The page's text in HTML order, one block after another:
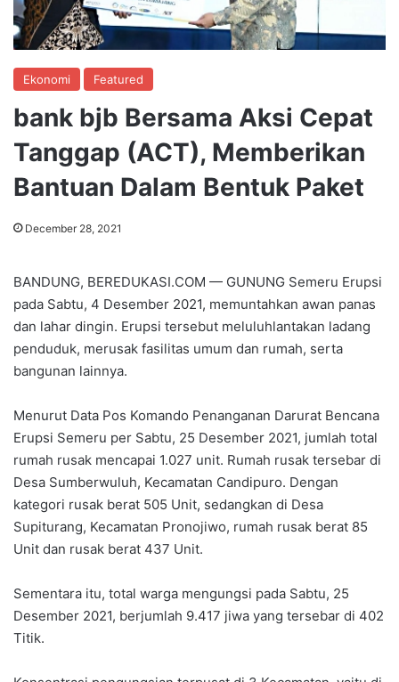
Ekonomi Featured
bank bjb Bersama Aksi Cepat
Tanggap (ACT), Memberikan
Bantuan Dalam Bentuk Paket
December 28, 2021
BANDUNG, BEREDUKASI.COM — GUNUNG Semeru Erupsi
pada Sabtu, 4 Desember 2021, memuntahkan awan panas
dan lahar dingin. Erupsi tersebut meluluhlantakan ladang
penduduk, merusak fasilitas umum dan rumah, serta
bangunan lainnya.
Menurut Data Pos Komando Penanganan Darurat Bencana
Erupsi Semeru per Sabtu, 25 Desember 2021, jumlah total
rumah rusak mencapai 1.027 unit. Rumah rusak tersebar di
Desa Sumberwuluh, Kecamatan Candipuro. Dengan
kategori rusak berat 505 Unit, sedangkan di Desa
Supiturang, Kecamatan Pronojiwo, rumah rusak berat 85
Unit dan rusak berat 437 Unit.
Sementara itu, total warga mengungsi pada Sabtu, 25
Desember 2021, berjumlah 9.417 jiwa yang tersebar di 402
Titik.